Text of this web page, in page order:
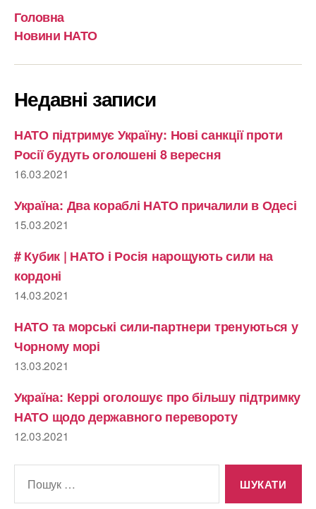
Головна
Новини НАТО
Недавні записи
НАТО підтримує Україну: Нові санкції проти
Росії будуть оголошені 8 вересня
16.03.2021
Україна: Два кораблі НАТО причалили в Одесі
15.03.2021
# Кубик | НАТО і Росія нарощують сили на
кордоні
14.03.2021
НАТО та морські сили-партнери тренуються у
Чорному морі
13.03.2021
Україна: Керрі оголошує про більшу підтримку
НАТО щодо державного перевороту
12.03.2021